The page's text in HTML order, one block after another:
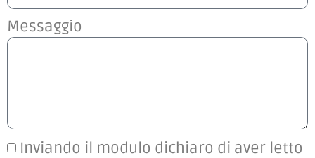
Messaggio
Inviando il modulo dichiaro di aver letto